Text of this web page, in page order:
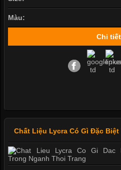
Màu:
Chi
Chất Liệu Lycra Có Gì Đặc